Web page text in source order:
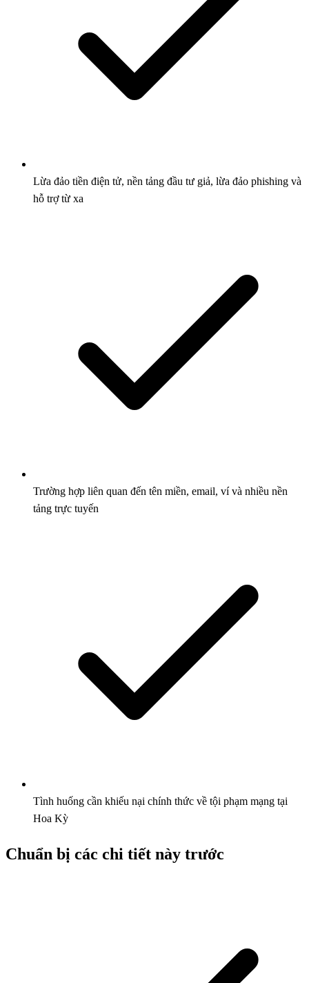
Lừa đảo tiền điện tử, nền tảng đầu tư giả, lừa đảo phishing và
hỗ trợ từ xa
Trường hợp liên quan đến tên miền, email, ví và nhiều nền
tảng trực tuyến
Tình huống cần khiếu nại chính thức về tội phạm mạng tại
Hoa Kỳ
Chuẩn bị các chi tiết này trước